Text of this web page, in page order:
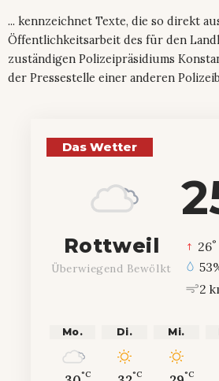
... kennzeichnet Texte, die so direkt
Öffentlichkeitsarbeit des für den
zuständigen Polizeipräsidiums
der Pressestelle einer anderen
Das Wetter
Rottweil
Überwiegend Bewölkt
26°
2
Mo.
°C
Di.
°C
Mi.
°C